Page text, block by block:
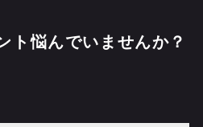
ト悩んでいませんか？